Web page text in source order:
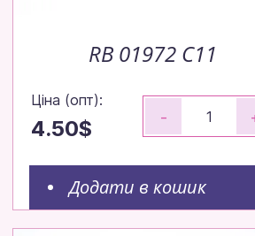
RB 01972 С11
Ціна (опт):
4.50$ -
Додати в кошик
Робимо все, щоб ваше
Щотижня — нові моделі!
Щотижневі поповнення —